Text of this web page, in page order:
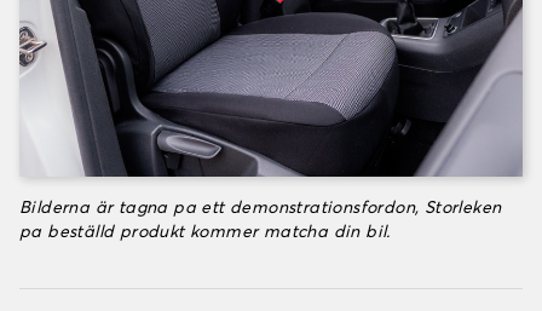
Bilderna är tagna pa ett demonstrationsfordon, Storleken
pa beställd produkt kommer matcha din bil.